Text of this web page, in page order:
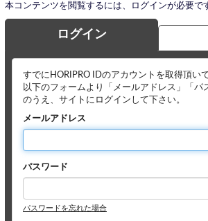
本コンテンツを閲覧するには、ログインが必要で
ログイン
すでにHORIPRO IDのアカウントを取得頂い
以下のフォームより「メールアドレス」「パ
のうえ、サイトにログインして下さい。
メールアドレス
パスワード
パスワードを忘れた場合